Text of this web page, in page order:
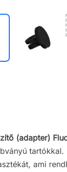
(adapter)
ami